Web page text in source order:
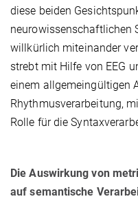
diese beiden
neurowissenschaftlichen
willkürlich miteinander
strebt mit Hilfe von EEG
einem allgemeingültigen
Rhythmusverarbeitung,
Rolle für die
Die Auswirkung von
auf semantische